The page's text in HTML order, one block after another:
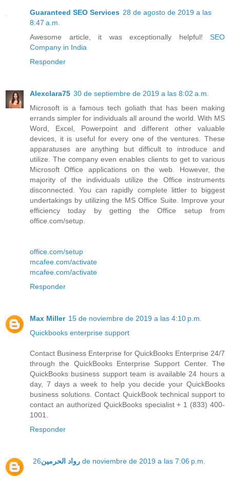
Guaranteed SEO Services 28 de agosto de 2019 a las
8:47 a.m.
Awesome article, it was exceptionally helpful! SEO
Company in India
Responder
Alexclara75 30 de septiembre de 2019 a las 8:02 a.m.
Microsoft is a famous tech goliath that has been making
errands simpler for individuals all around the world. With MS
Word, Excel, Powerpoint and different other valuable
devices, it is useful for every one of the ventures. These
apparatuses are anything but difficult to introduce and
utilize. The company even enables clients to get to various
Microsoft Office applications on the web. However, the
majority of the individuals utilize the Office instruments
disconnected. You can rapidly complete littler to biggest
undertakings by utilizing the MS Office Suite. Improve your
efficiency today by getting the Office setup from
office.com/setup.
office.com/setup
mcafee.com/activate
mcafee.com/activate
Responder
Max Miller 15 de noviembre de 2019 a las 4:10 p.m.
Quickbooks enterprise support
Contact Business Enterprise for QuickBooks Enterprise 24/7
through the QuickBooks Enterprise Support Center. The
QuickBooks business support team is available 24 hours a
day, 7 days a week to help you decide your QuickBooks
business solutions. Contact QuickBook technical support to
contact an authorized QuickBooks specialist + 1 (833) 400-
1001.
Responder
رواد الحرمين 26 de noviembre de 2019 a las 7:06 p.m.